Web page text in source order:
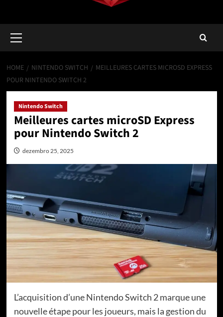
Menu
HOME NINTENDO SWITCH
MEILLEURES CARTES MICROSD EXPRESS
POUR NINTENDO SWITCH 2
Nintendo Switch
Meilleures cartes microSD Express
pour Nintendo Switch 2
dezembro 25, 2025
L’acquisition d’une Nintendo Switch 2 marque une
nouvelle étape pour les joueurs, mais la gestion du